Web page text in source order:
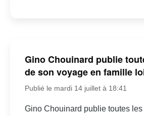
Gino Chouinard publie
de son voyage en famille
Publié le mardi 14 juillet à 18:41
Gino Chouinard publie toutes